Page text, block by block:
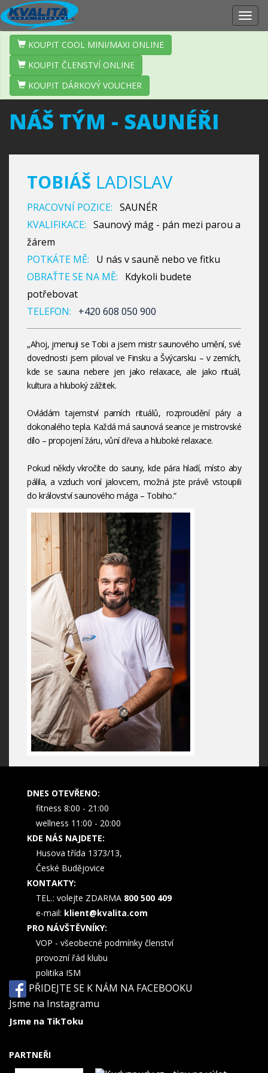
NÁŠ TÝM - SAUNÉŘI
TOBIÁŠ LADISLAV
PRACOVNÍ POZICE: SAUNÉR
KVALIFIKACE: Saunový mág - pán mezi parou a
žárem
POTKÁTE MĚ:
U nás v sauně nebo ve fitku
OBRAŤTE SE NA MĚ:
Kdykoli budete
potřebovat
TELEFON:
+420 608 050 900
„Ahoj, jmenuji se Tobi a jsem mistr saunového umění, své
dovednosti jsem piloval ve Finsku a Švýcarsku – v zemích,
kde se sauna nebere jen jako relaxace, ale jako rituál,
kultura a hluboký zážitek.
Ovládám tajemství parních rituálů, rozproudění páry a
dokonalého tepla. Každá má saunová seance je mistrovské
dílo – propojení žáru, vůní dřeva a hluboké relaxace.
Pokud někdy vkročíte do sauny, kde pára hladí, místo aby
pálila, a vzduch voní jalovcem, možná jste právě vstoupili
do království saunového mága – Tobiho.“
KOUPIT COOL MINI/MAXI ONLINE
KOUPIT ČLENSTVÍ ONLINE
KOUPIT DÁRKOVÝ VOUCHER
DNES OTEVŘENO:
fitness 8:00 - 21:00
wellness 11:00 - 20:00
KDE NÁS NAJDETE:
Husova třída 1373/13,
České Budějovice
KONTAKTY:
TEL.: volejte ZDARMA 800 500 409
e-mail: klient@kvalita.com
PRO NÁVŠTĚVNÍKY:
VOP - všeobecné podmínky členství
provozní řád klubu
politika ISM
PŘIDEJTE SE K NÁM NA FACEBOOKU
Jsme na Instagramu
Jsme na TikToku
PARTNEŘI